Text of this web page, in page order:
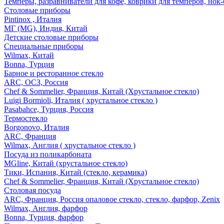
Столовые приборы
Pintinox , Италия
МГ (MG), Индия, Китай
Детские столовые приборы
Специальные приборы
Wilmax, Китай
Bonna, Турция
Барное и ресторанное стекло
ARC, ОСЗ, Россия
Chef & Sommelier, Франция, Китай (Хрустальное стекло)
Luigi Bormioli, Италия ( хрустальное стекло )
Pasabahce, Турция, Россия
Термостекло
Borgonovo, Италия
ARC, Франция
Wilmax, Англия ( хрустальное стекло )
Посуда из поликарбоната
MGline, Китай (хрустальное стекло)
Тики, Испания, Китай (стекло, керамика)
Chef & Sommelier, Франция, Китай (Хрустальное стекло)
Столовая посуда
ARC, Франция, Россия опаловое стекло, стекло, фарфор, Zenix
Wilmax, Англия, фарфор
Bonna, Турция, фарфор